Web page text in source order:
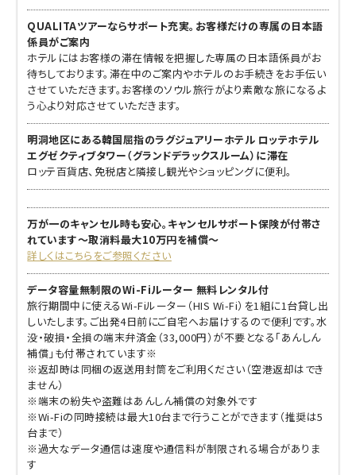
QUALITAツアーならサポート充実。お客様だけの専属の日本語
係員がご案内
ホテルにはお客様の滞在情報を把握した専属の日本語係員がお
待ちしております。滞在中のご案内やホテルのお手続きをお手伝い
させていただきます。お客様のソウル旅行がより素敵な旅になるよ
う心より対応させていただきます。
明洞地区にある韓国屈指のラグジュアリーホテル ロッテホテル
エグゼクティブタワー（グランドデラックスルーム）に滞在
ロッテ百貨店、免税店と隣接し観光やショッピングに便利。
万が一のキャンセル時も安心。キャンセルサポート保険が付帯さ
れています～取消料最大10万円を補償～
詳しくはこちらをご参照ください
データ容量無制限のWi-Fiルーター 無料レンタル付
旅行期間中に使えるWi-Fiルーター（HIS Wi-Fi）を1組に1台貸し出
しいたします。ご出発4日前にご自宅へお届けするので便利です。水
没・破損・全損の端末弁済金（33,000円）が不要となる「あんしん
補償」も付帯されています※
※返却時は同梱の返送用封筒をご利用ください（空港返却はでき
ません）
※端末の紛失や盗難はあんしん補償の対象外です
※Wi-Fiの同時接続は最大10台まで行うことができます（推奨は5
台まで）
※過大なデータ通信は速度や通信料が制限される場合がありま
す